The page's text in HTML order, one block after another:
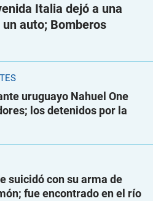
Italia dejó a una
auto; Bomberos
uruguayo Nahuel One
los detenidos por la
suicidó con su arma de
fue encontrado en el río